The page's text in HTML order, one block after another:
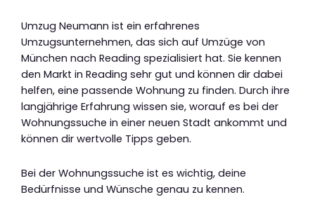
Umzug Neumann ist ein erfahrenes
Umzugsunternehmen, das sich auf Umzüge von
München nach Reading spezialisiert hat. Sie kennen
den Markt in Reading sehr gut und können dir dabei
helfen, eine passende Wohnung zu finden. Durch ihre
langjährige Erfahrung wissen sie, worauf es bei der
Wohnungssuche in einer neuen Stadt ankommt und
können dir wertvolle Tipps geben.
Bei der Wohnungssuche ist es wichtig, deine
Bedürfnisse und Wünsche genau zu kennen.